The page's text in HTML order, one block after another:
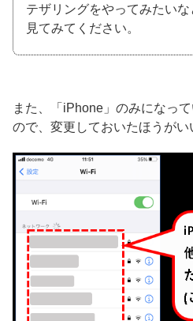
テザリングをやってみたいな
見てみてください。
また、「iPhone」のみになっ
ので、変更しておいたほうがい